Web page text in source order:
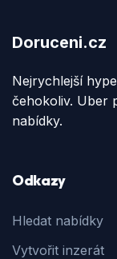
Doruceni.cz
Nejrychlejší
čehokoliv. Uber
nabídky.
Odkazy
Hledat nabídky
Vytvořit inzerát